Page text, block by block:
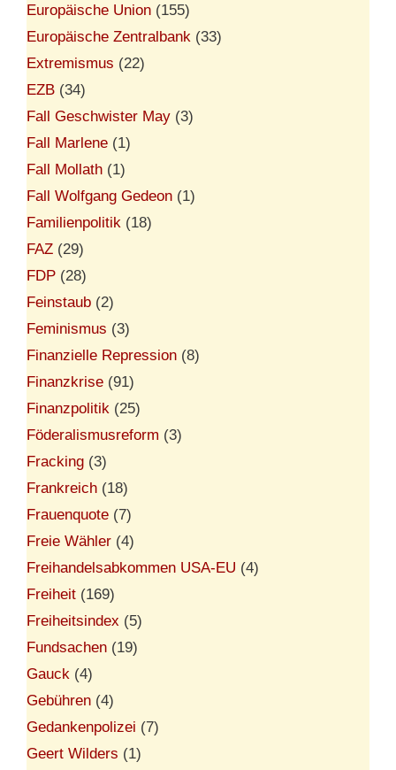
Europäische Union (155)
Europäische Zentralbank (33)
Extremismus (22)
EZB (34)
Fall Geschwister May (3)
Fall Marlene (1)
Fall Mollath (1)
Fall Wolfgang Gedeon (1)
Familienpolitik (18)
FAZ (29)
FDP (28)
Feinstaub (2)
Feminismus (3)
Finanzielle Repression (8)
Finanzkrise (91)
Finanzpolitik (25)
Föderalismusreform (3)
Fracking (3)
Frankreich (18)
Frauenquote (7)
Freie Wähler (4)
Freihandelsabkommen USA-EU (4)
Freiheit (169)
Freiheitsindex (5)
Fundsachen (19)
Gauck (4)
Gebühren (4)
Gedankenpolizei (7)
Geert Wilders (1)